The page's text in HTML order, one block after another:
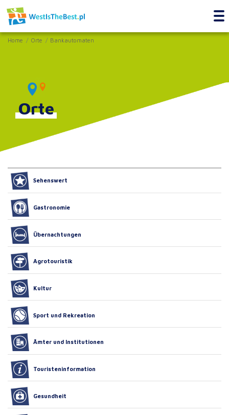
Home Orte Bankautomaten
Orte
Sehenswert
Gastronomie
Übernachtungen
Agrotouristik
Kultur
Sport und Rekreation
Ämter und Institutionen
Touristeninformation
Gesundheit